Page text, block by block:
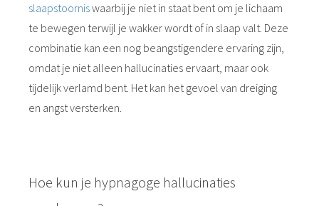
slaapstoorniswaarbij je niet in staat bent om je lichaam
te bewegen terwijl je wakker wordt of in slaap valt. Deze
combinatie kan een nog beangstigendere ervaring zijn,
omdat je niet alleen hallucinaties ervaart, maar ook
tijdelijk verlamd bent. Het kan het gevoel van dreiging
en angst versterken.
Hoe kun je hypnagoge hallucinaties